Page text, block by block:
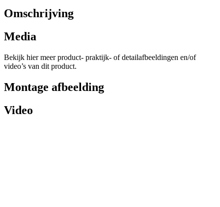
Omschrijving
Media
Bekijk hier meer product- praktijk- of detailafbeeldingen en/of
video’s van dit product.
Montage afbeelding
Video